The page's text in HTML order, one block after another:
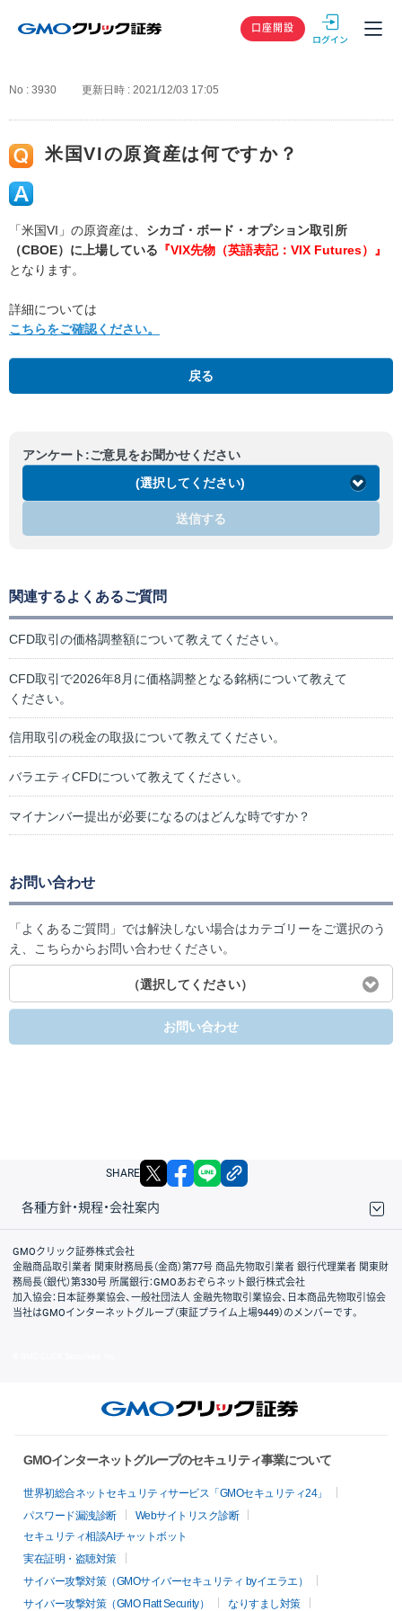
GMOクリック
口座開設
No : 3930 更新日時 : 2021/12/03 17:05
米国VIの原資産は何ですか？
「米国VI」の原資産は、 シカゴ・ボード・オプション取引所
（CBOE）に上場している 『VIX先物（英語表記：VIX Futures）』
となります。
詳細については
こちらをご確認ください。
戻る
アンケート:ご意見をお聞かせください
(選択してください)
送信する
関連するよくあるご質問
CFD取引の価格調整額について教えてください。
CFD取引で2026年8月に価格調整となる銘柄について教えて
ください。
信用取引の税金の取扱について教えてください。
バラエティCFDについて教えてください。
マイナンバー提出が必要になるのはどんな時ですか？
お問い合わせ
「よくあるご質問」では解決しない場合はカテゴリーをご選択のう
え、こちらからお問い合わせください。
（選択してください）
お問い合わせ
SHARE X facebook
各種方針・規程・会社案内
取引規程・約款
サイトマップ
その他のご案内
個人情報保護方針
最良執行方針
サイトのご利用について
ディスクレイマー
信託保全
リスク説明
会社案内
GMOクリック証券株式会社
金融商品取引業者 関東財務局長（金商）第77号 商品先物取引業者 銀行代理業者 関東財
務局長（銀代）第330号 所属銀行：GMOあおぞらネット銀行株式会社
加入協会：日本証券業協会、一般社団法人 金融先物取引業協会、日本商品先物取引協会
当社はGMOインターネットグループ（東証プライム上場9449）のメンバーです。
GMOインターネットグループのセキュリティ事業について
世界初総合ネットセキュリティサービス「GMOセキュリティ24」
パスワード漏洩診断
Webサイトリスク診断
セキュリティ相談AIチャットボット
実在証明・盗聴対策
サイバー攻撃対策（GMOサイバーセキュリティ byイエラエ）
サイバー攻撃対策（GMO Flatt Security）
なりすまし対策